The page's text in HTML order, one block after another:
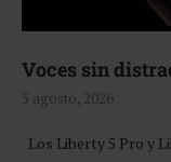
Voces sin
5 agosto, 2026
Los Liberty 5 Pro y